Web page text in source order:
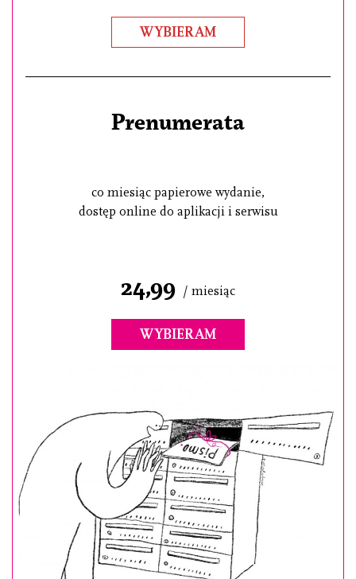
WYBIERAM
Prenumerata
co miesiąc papierowe wydanie,
dostęp online do aplikacji i serwisu
24,99 / miesiąc
WYBIERAM